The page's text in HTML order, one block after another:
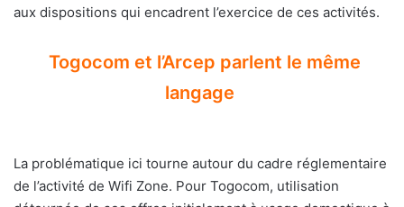
aux dispositions qui encadrent l’exercice de ces activités.
Togocom et l’Arcep parlent le même
langage
La problématique ici tourne autour du cadre réglementaire
de l’activité de Wifi Zone. Pour Togocom, utilisation